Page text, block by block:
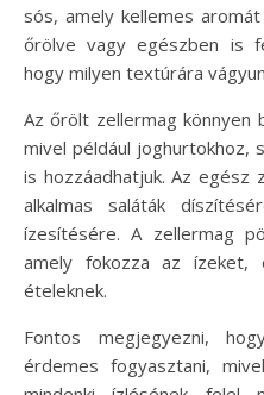
sós, amely kellemes
őrölve vagy egészben is
hogy milyen textúrára
Az őrölt zellermag könnyen
mivel például joghurtokhoz,
is hozzáadhatjuk. Az egész
alkalmas saláták
ízesítésére. A zellermag
amely fokozza az
ételeknek.
Fontos megjegyezni,
érdemes fogyasztani,